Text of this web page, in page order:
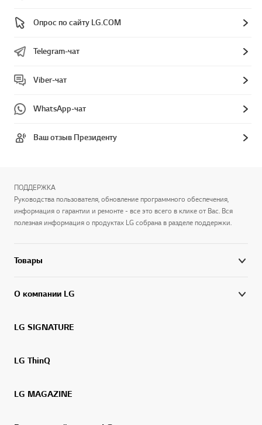
Опрос по сайту LG.COM
Telegram-чат
Viber-чат
WhatsApp-чат
Ваш отзыв Президенту
ПОДДЕРЖКА
Руководства пользователя, обновление программного обеспечения,
информация о гарантии и ремонте - все это всего в клике от Вас. Вся
полезная информация о продуктах LG собрана в разделе поддержки.
Товары
О компании LG
LG SIGNATURE
LG ThinQ
LG MAGAZINE